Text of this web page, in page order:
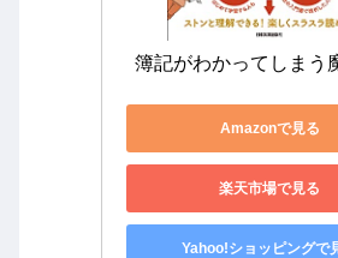
簿記がわかってしまう
Amazonで見る
楽天市場で見る
Yahoo!ショッピングで